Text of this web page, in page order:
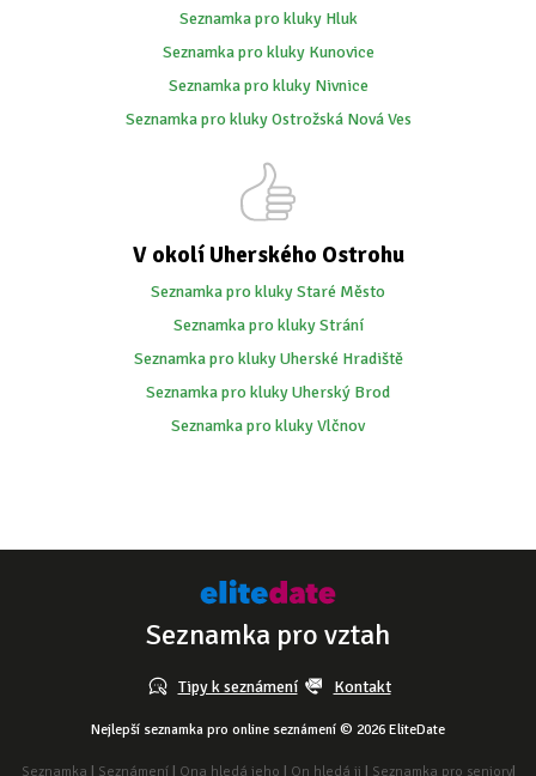
Seznamka pro kluky Hluk
Seznamka pro kluky Kunovice
Seznamka pro kluky Nivnice
Seznamka pro kluky Ostrožská Nová Ves
V okolí Uherského Ostrohu
Seznamka pro kluky Staré Město
Seznamka pro kluky Strání
Seznamka pro kluky Uherské Hradiště
Seznamka pro kluky Uherský Brod
Seznamka pro kluky Vlčnov
Seznamka pro vztah
Tipy k seznámení Kontakt
Nejlepší seznamka pro online seznámení © 2026 EliteDate
Seznamka Seznámení| Ona hledá jeho On hledá ji Seznamka pro seniory|